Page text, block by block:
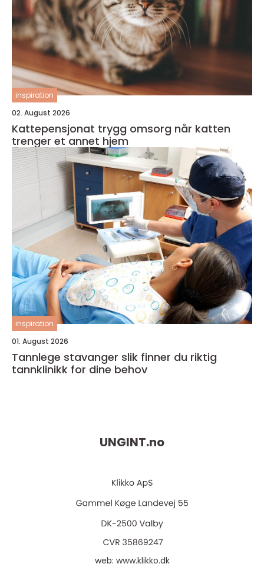
inspiration
02. August 2026
Kattepensjonat trygg omsorg når katten
trenger et annet hjem
inspiration
01. August 2026
Tannlege stavanger slik finner du riktig
tannklinikk for dine behov
UNGINT.no
web: www.klikko.dk